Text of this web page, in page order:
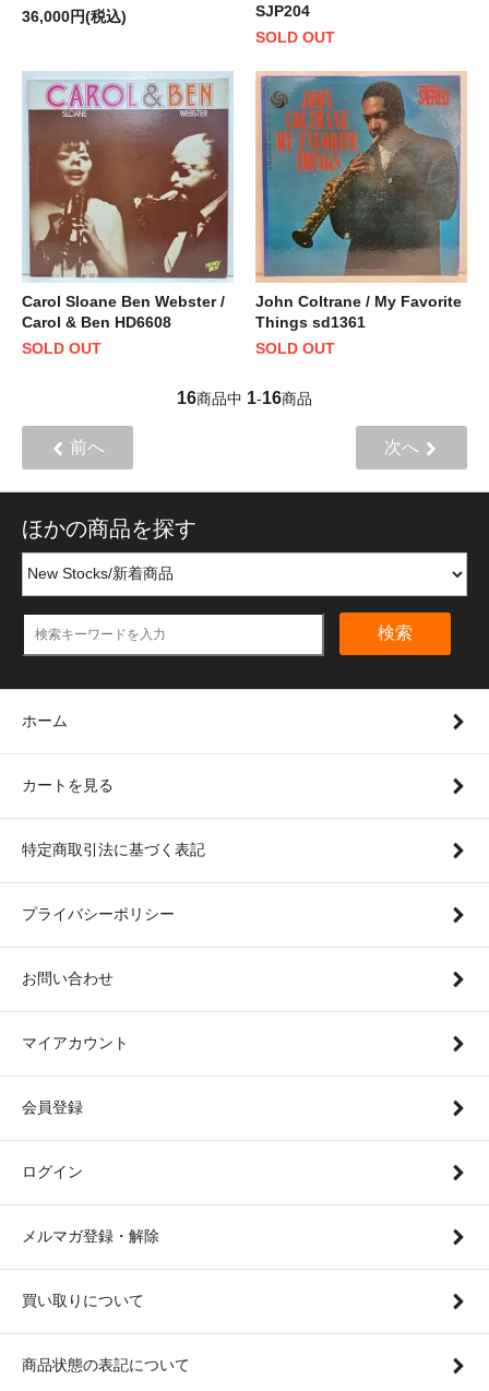
36,000円(税込)
SJP204
SOLD OUT
Carol Sloane Ben Webster /
Carol & Ben HD6608
SOLD OUT
John Coltrane / My Favorite
Things sd1361
SOLD OUT
16商品中 1-16商品
前へ 次へ
ほかの商品を探す
検索
ホーム
カートを見る
特定商取引法に基づく表記
プライバシーポリシー
お問い合わせ
マイアカウント
会員登録
ログイン
メルマガ登録・解除
買い取りについて
商品状態の表記について